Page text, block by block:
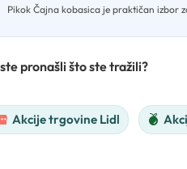
Pikok Čajna kobasica je praktičan izbor
pronašli što ste tražili?
Akcije trgovine Lidl